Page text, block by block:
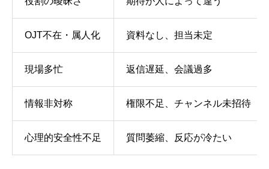
OJT不在・属人化 資料なし、担当未定
現場多忙 返信遅延、会議過多
情報非対称 権限不足、チャンネル未招待
心理的安全性不足 質問萎縮、反応が冷たい